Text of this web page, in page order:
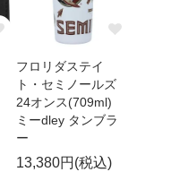
フロリダステイ
ト・セミノールズ
24オンス(709ml)
ミーdley タンブラ
ー
13,380円(税込)